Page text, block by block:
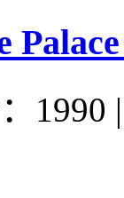
1990 |